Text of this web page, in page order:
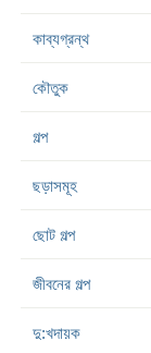
কাব্যগ্রন্থ
কৌতুক
গল্প
ছড়াসমূহ
ছোট গল্প
জীবনের গল্প
দু:খদায়ক